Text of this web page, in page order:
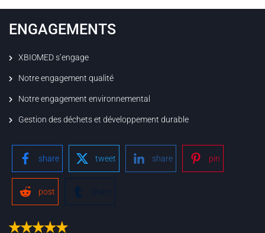
ENGAGEMENTS
XBIOMED s’engage
Notre engagement qualité
Notre engagement environnemental
Gestion des déchets et développement durable
share tweet share pin
post share